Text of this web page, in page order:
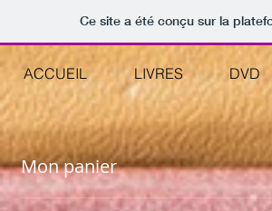
Ce site a été conçu sur la
ACCUEIL LIVRES DVD
Mon panier